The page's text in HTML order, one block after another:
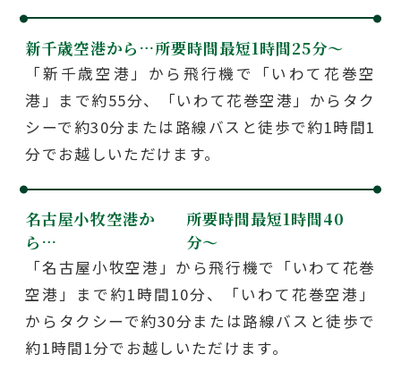
新千歳空港から…所要時間最短1時間25分〜
「新千歳空港」から飛行機で「いわて花巻空
港」まで約55分、「いわて花巻空港」からタク
シーで約30分または路線バスと徒歩で約1時間1
分でお越しいただけます。
名古屋小牧空港か
ら…
所要時間最短1時間40
分〜
「名古屋小牧空港」から飛行機で「いわて花巻
空港」まで約1時間10分、「いわて花巻空港」
からタクシーで約30分または路線バスと徒歩で
約1時間1分でお越しいただけます。